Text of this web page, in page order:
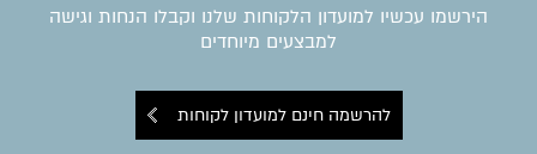
הירשמו עכשיו למועדון הלקוחות שלנו וקבלו הנחות וגישה
למבצעים מיוחדים
להרשמה חינם למועדון לקוחות